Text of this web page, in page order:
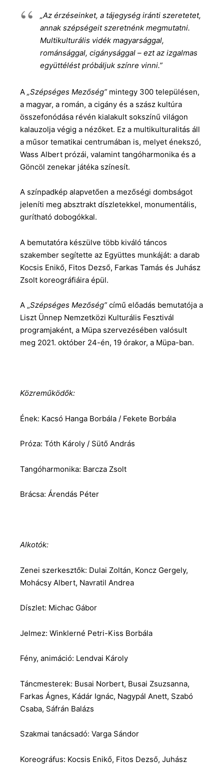
„Az érzéseinket, a tájegység iránti szeretetet,
annak szépségeit szeretnénk megmutatni.
Multikulturális vidék magyarsággal,
románsággal, cigánysággal – ezt az izgalmas
együttélést próbáljuk színre vinni.”
A „Szépséges Mezőség” mintegy 300 településen,
a magyar, a román, a cigány és a szász kultúra
összefonódása révén kialakult sokszínű világon
kalauzolja végig a nézőket. Ez a multikulturalitás áll
a műsor tematikai centrumában is, melyet énekszó,
Wass Albert prózái, valamint tangóharmonika és a
Göncöl zenekar játéka színesít.
A színpadkép alapvetően a mezőségi dombságot
jeleníti meg absztrakt díszletekkel, monumentális,
gurítható dobogókkal.
A bemutatóra készülve több kiváló táncos
szakember segítette az Együttes munkáját: a darab
Kocsis Enikő, Fitos Dezső, Farkas Tamás és Juhász
Zsolt koreográfiáira épül.
A „Szépséges Mezőség” című előadás bemutatója a
Liszt Ünnep Nemzetközi Kulturális Fesztivál
programjaként, a Müpa szervezésében valósult
meg 2021. október 24-én, 19 órakor, a Müpa-ban.
Közreműködők:
Ének: Kacsó Hanga Borbála / Fekete Borbála
Próza: Tóth Károly / Sütő András
Tangóharmonika: Barcza Zsolt
Brácsa: Árendás Péter
Alkotók:
Zenei szerkesztők: Dulai Zoltán, Koncz Gergely,
Mohácsy Albert, Navratil Andrea
Díszlet: Michac Gábor
Jelmez: Winklerné Petri-Kiss Borbála
Fény, animáció: Lendvai Károly
Táncmesterek: Busai Norbert, Busai Zsuzsanna,
Farkas Ágnes, Kádár Ignác, Nagypál Anett, Szabó
Csaba, Sáfrán Balázs
Szakmai tanácsadó: Varga Sándor
Koreográfus: Kocsis Enikő, Fitos Dezső, Juhász